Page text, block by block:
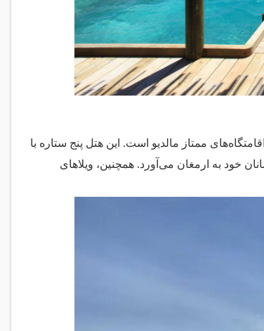
ممتاز مالدیو است. این هتل پنج ستاره با
خود به ارمغان می‌آورد. همچنین، ویلاهای